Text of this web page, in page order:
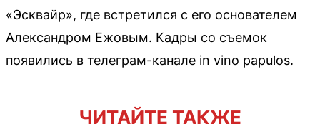
«Эсквайр», где встретился с его основателем
Александром Ежовым. Кадры со съемок
появились в телеграм-канале in vino papulos.
ЧИТАЙТЕ ТАКЖЕ